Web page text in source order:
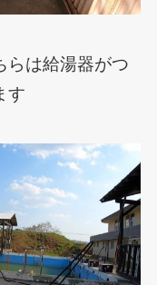
らは給湯器がつ
す